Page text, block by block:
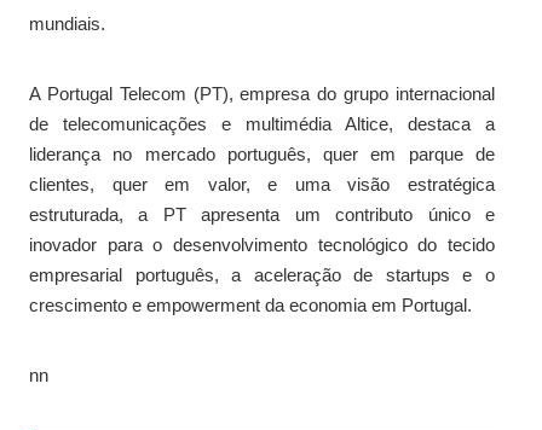
mundiais.
A Portugal Telecom (PT), empresa do grupo internacional
de telecomunicações e multimédia Altice, destaca a
liderança no mercado português, quer em parque de
clientes, quer em valor, e uma visão estratégica
estruturada, a PT apresenta um contributo único e
inovador para o desenvolvimento tecnológico do tecido
empresarial português, a aceleração de startups e o
crescimento e empowerment da economia em Portugal.
nn